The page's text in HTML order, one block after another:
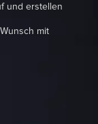
und erstellen
mit